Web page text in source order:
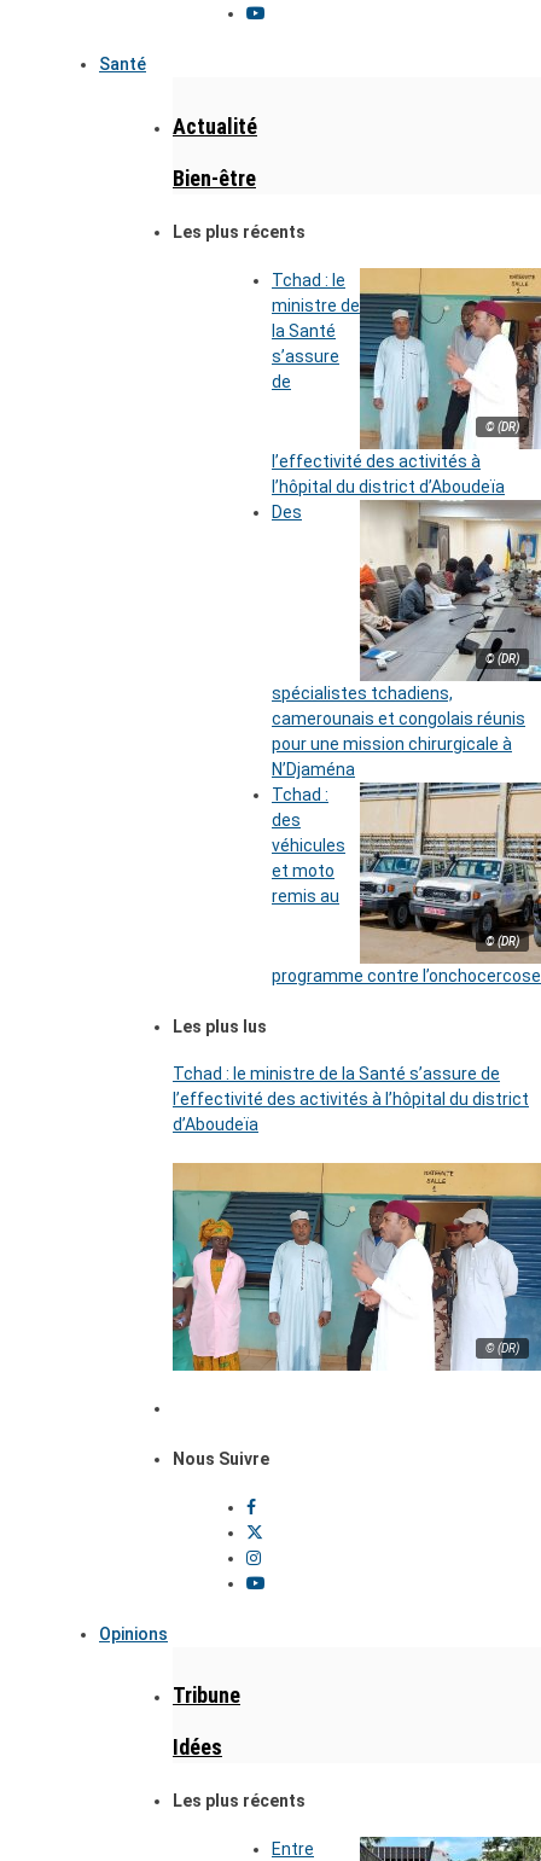
Santé
Actualité
Bien-être
Les plus récents
© (DR)
Tchad : le
ministre de
la Santé
s’assure
de
l’effectivité des activités à
l’hôpital du district d’Aboudeïa
© (DR)
Des
spécialistes tchadiens,
camerounais et congolais réunis
pour une mission chirurgicale à
N’Djaména
© (DR)
Tchad :
des
véhicules
et moto
remis au
programme contre l’onchocercose
Les plus lus
Tchad : le ministre de la Santé s’assure de
l’effectivité des activités à l’hôpital du district
d’Aboudeïa
© (DR)
Nous Suivre
Opinions
Tribune
Idées
Les plus récents
Entre